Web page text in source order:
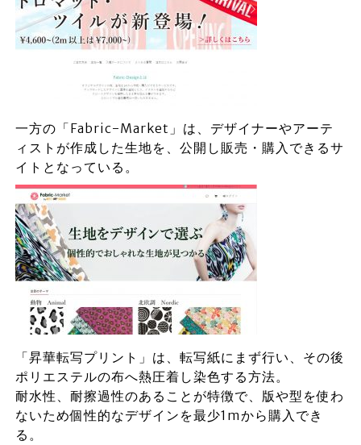
一方の「Fabric-Market」は、デザイナーやアーテ
ィストが作成した生地を、公開し販売・購入できるサ
イトとなっている。
「昇華転写プリント」は、転写紙にまず行い、その後
ポリエステルの布へ熱圧着し染色する方法。
耐水性、耐擦過性のあることが特徴で、版や型を使わ
ないため個性的なデザインを最少1mから購入でき
る。